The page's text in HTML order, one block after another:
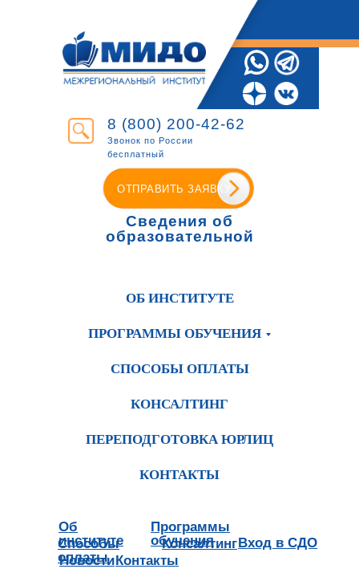
8 (800) 200-42-62
Звонок по России
бесплатный
ОТПРАВИТЬ ЗАЯВКУ
Сведения об
образовательной
ОБ ИНСТИТУТЕ
ПРОГРАММЫ ОБУЧЕНИЯ
СПОСОБЫ ОПЛАТЫ
КОНСАЛТИНГ
ПЕРЕПОДГОТОВКА ЮРЛИЦ
КОНТАКТЫ
Об
институте
Программы
обучения
Способы
оплаты
Консалтинг
Новости
Вход в СДО
Контакты